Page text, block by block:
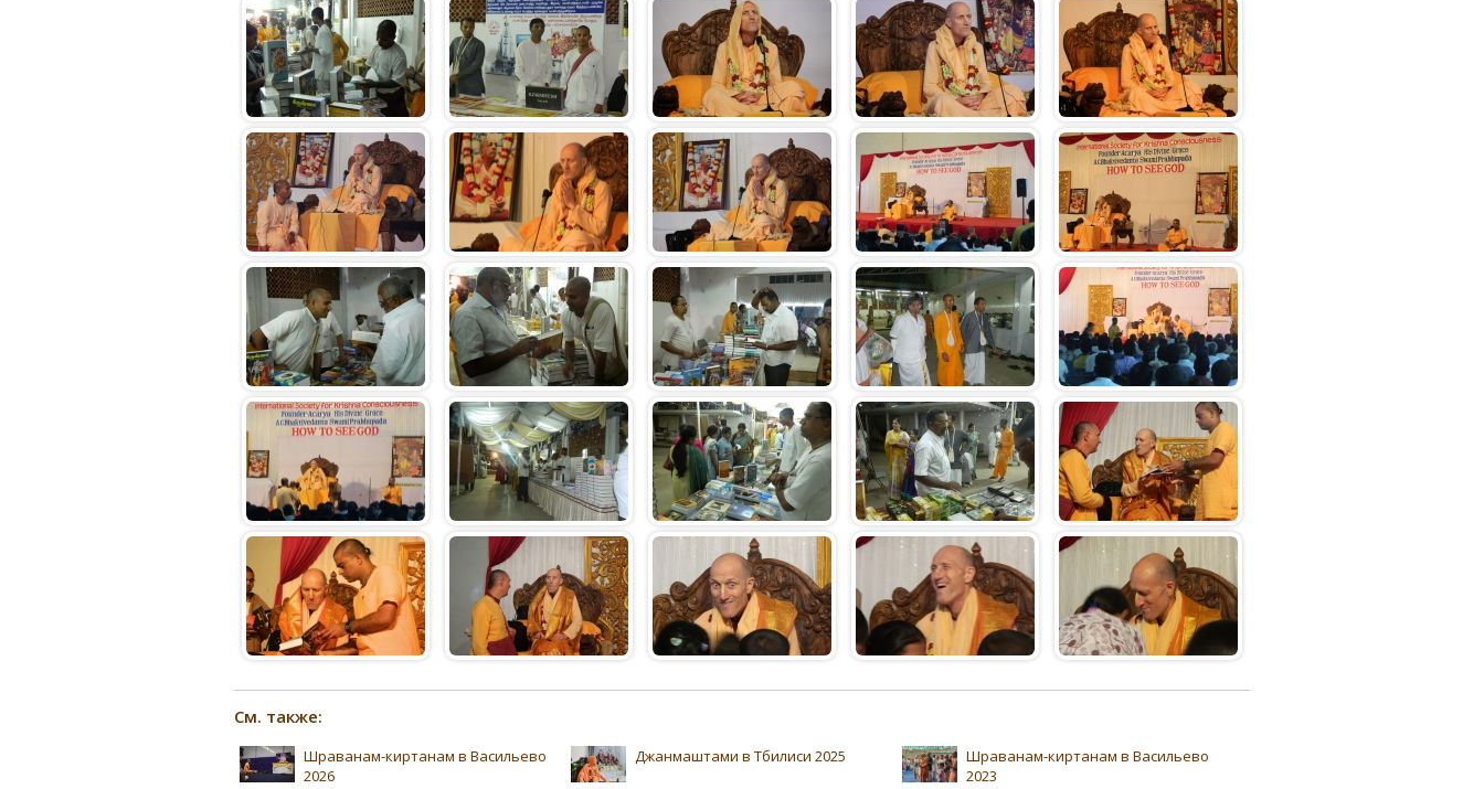
См. также:
Шраванам-киртанам в Васильево
2026
Джанмаштами в Тбилиси 2025
Шраванам-киртанам в Васильево
2023